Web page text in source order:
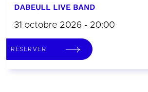
DABEULL LIVE BAND
31 octobre 2026 - 20:00
RÉSERVER